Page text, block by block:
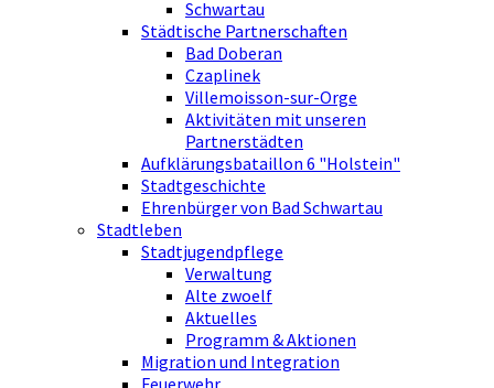
Schwartau
Städtische Partnerschaften
Bad Doberan
Czaplinek
Villemoisson-sur-Orge
Aktivitäten mit unseren
Partnerstädten
Aufklärungsbataillon 6 "Holstein"
Stadtgeschichte
Ehrenbürger von Bad Schwartau
Stadtleben
Stadtjugendpflege
Verwaltung
Alte zwoelf
Aktuelles
Programm & Aktionen
Migration und Integration
Feuerwehr